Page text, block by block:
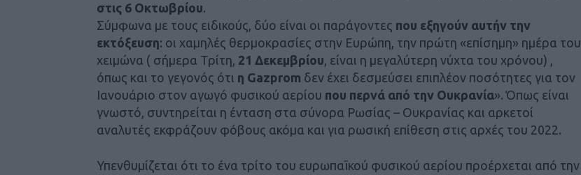
στις 6 Οκτωβρίου.
Σύμφωνα με τους ειδικούς, δύο είναι οι παράγοντες που εξηγούν αυτήν την
εκτόξευση: οι χαμηλές θερμοκρασίες στην Ευρώπη, την πρώτη «επίσημη» ημέρα του
χειμώνα ( σήμερα Τρίτη, 21 Δεκεμβρίου, είναι η μεγαλύτερη νύχτα του χρόνου) ,
όπως και το γεγονός ότι η Gazprom δεν έχει δεσμεύσει επιπλέον ποσότητες για τον
Ιανουάριο στον αγωγό φυσικού αερίου που περνά από την Ουκρανία». Όπως είναι
γνωστό, συντηρείται η ένταση στα σύνορα Ρωσίας – Ουκρανίας και αρκετοί
αναλυτές εκφράζουν φόβους ακόμα και για ρωσική επίθεση στις αρχές του 2022.
Υπενθυμίζεται ότι το ένα τρίτο του ευρωπαϊκού φυσικού αερίου προέρχεται από την